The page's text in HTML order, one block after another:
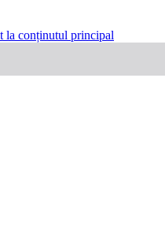
la conținutul principal